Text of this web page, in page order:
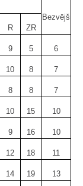
Bezvējš
R ZR
9 5 6
10 8 7
8 8 7
10 15 10
9 16 10
12 18 11
14 19 13